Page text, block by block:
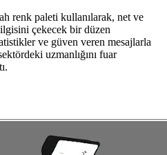
renk paleti kullanılarak, net ve
çekecek bir düzen
ve güven veren mesajlarla
uzmanlığını fuar